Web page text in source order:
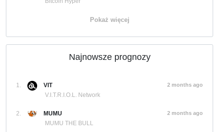
Pokaż więcej
Najnowsze prognozy
1.
VIT
V.I.T.R.I.O.L. Network
2 months ago
2.
MUMU
MUMU THE BULL
2 months ago